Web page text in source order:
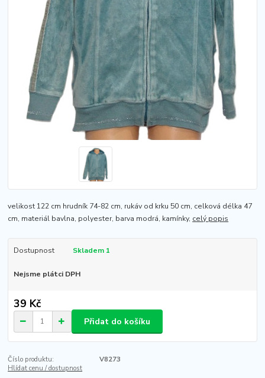
velikost 122 cm hrudník 74-82 cm, rukáv od krku 50 cm, celková délka 47
cm, materiál bavlna, polyester, barva modrá, kamínky, celý popis
Dostupnost Skladem 1
Nejsme plátci DPH
39 Kč
Přidat do košíku
Číslo produktu:
V8273
Hlídat cenu / dostupnost